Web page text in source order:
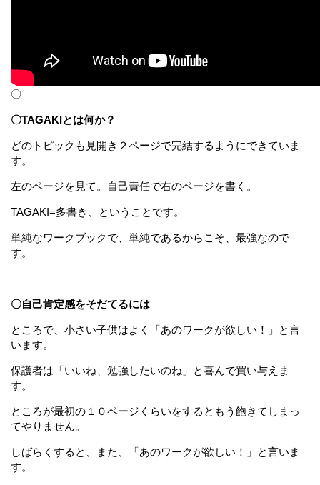
〇
〇TAGAKIとは何か？
どのトピックも見開き２ページで完結するようにできていま
す。
左のページを見て。自己責任で右のページを書く。
TAGAKI=多書き、ということです。
単純なワークブックで、単純であるからこそ、最強なので
す。
〇自己肯定感をそだてるには
ところで、小さい子供はよく「あのワークが欲しい！」と言
います。
保護者は「いいね、勉強したいのね」と喜んで買い与えま
す。
ところが最初の１０ページくらいをするともう飽きてしまっ
てやりません。
しばらくすると、また、「あのワークが欲しい！」と言いま
す。